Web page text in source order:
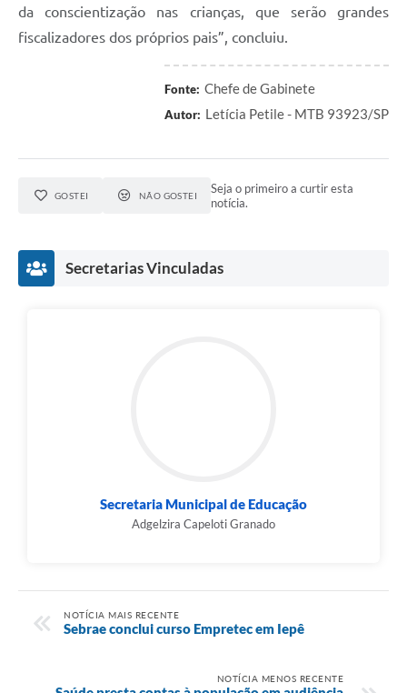
da conscientização nas crianças, que serão grandes
fiscalizadores dos próprios pais”, concluiu.
Fonte: Chefe de Gabinete
Autor: Letícia Petile - MTB 93923/SP
GOSTEI NÃO GOSTEI
Seja o primeiro a curtir esta
notícia.
Secretarias Vinculadas
Secretaria Municipal de Educação
Adgelzira Capeloti Granado
NOTÍCIA MAIS RECENTE
Sebrae conclui curso Empretec em Iepê
NOTÍCIA MENOS RECENTE